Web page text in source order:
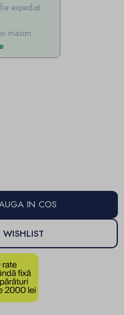
expediat
maxim
IN COS